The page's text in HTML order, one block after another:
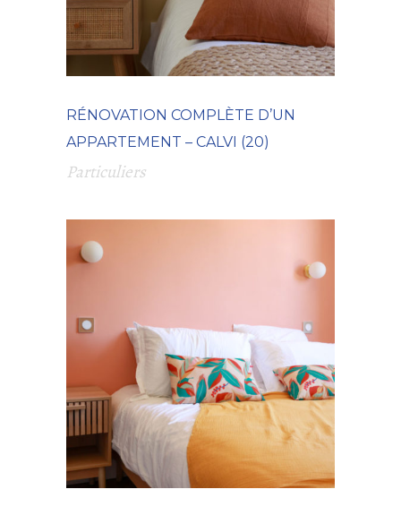
RÉNOVATION COMPLÈTE D’UN
APPARTEMENT – CALVI (20)
Particuliers